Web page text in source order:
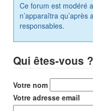
Ce forum est modéré
n’apparaîtra
responsables.
Qui êtes-vous ?
Votre nom
Votre adresse email